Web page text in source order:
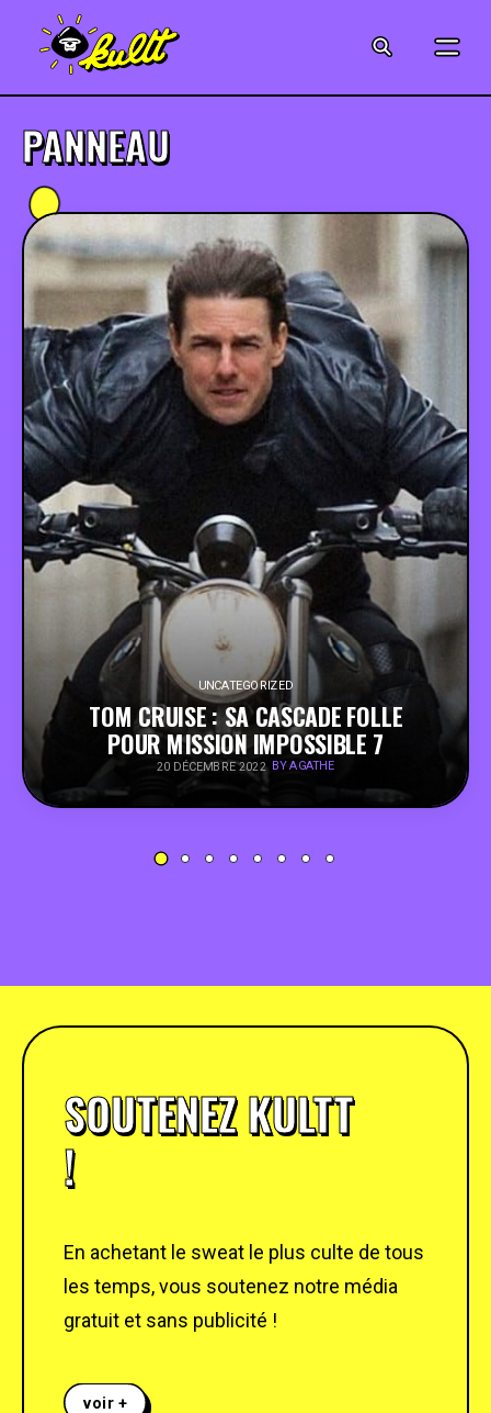
MUSIQUE
CRÉATION
ART
JEUX-VIDÉO
PEOPLE
FOOD
BONS PLANS
SOUTENEZ KULTT
PANNEAU
UNCATEGORIZED
TOM CRUISE : SA CASCADE FOLLE
POUR MISSION IMPOSSIBLE 7
20 DÉCEMBRE 2022 BY AGATHE
SOUTENEZ KULTT
!
En achetant le sweat le plus culte de tous
les temps, vous soutenez notre média
gratuit et sans publicité !
voir +